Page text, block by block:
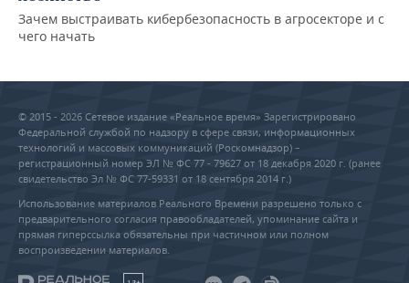
Зачем выстраивать кибербезопасность в агросекторе и с
чего начать
© 2015 - 2026 Сетевое издание «Реальное время» Зарегистрировано
Федеральной службой по надзору в сфере связи, информационных
технологий и массовых коммуникаций (Роскомнадзор) –
регистрационный номер ЭЛ № ФС 77 - 79627 от 18 декабря 2020 г. (ранее
свидетельство Эл № ФС 77-59331 от 18 сентября 2014 г.)
Использование материалов Реального Времени разрешено только с
предварительного согласия правообладателей, упоминание сайта и
прямая гиперссылка обязательны при частичном или полном
воспроизведении материалов.